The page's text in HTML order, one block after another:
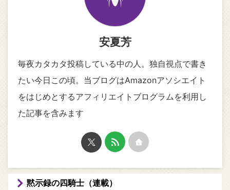
安夏芳
毎夜カタカタ投稿している中の人。独自視点で書き
たい今日この頃。当ブログはAmazonアソシエイト
をはじめとするアフィリエイトブログラムを利用し
た記事を含みます
黙示録の四騎士（連載）